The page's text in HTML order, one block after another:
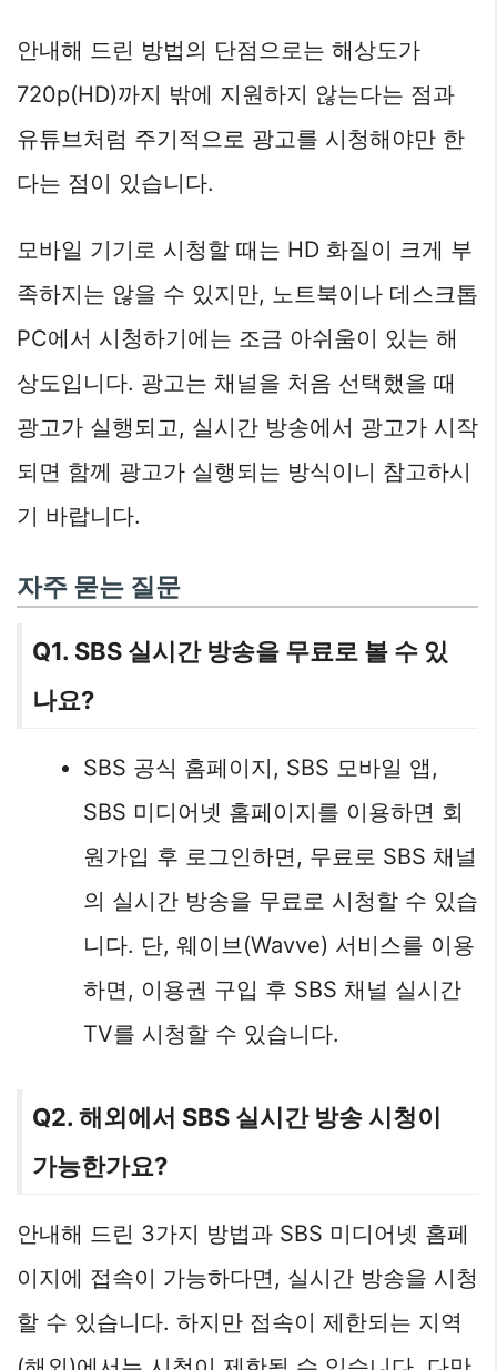
안내해 드린 방법의 단점으로는 해상도가
720p(HD)까지 밖에 지원하지 않는다는 점과
유튜브처럼 주기적으로 광고를 시청해야만 한
다는 점이 있습니다.
모바일 기기로 시청할 때는 HD 화질이 크게 부
족하지는 않을 수 있지만, 노트북이나 데스크톱
PC에서 시청하기에는 조금 아쉬움이 있는 해
상도입니다. 광고는 채널을 처음 선택했을 때
광고가 실행되고, 실시간 방송에서 광고가 시작
되면 함께 광고가 실행되는 방식이니 참고하시
기 바랍니다.
자주 묻는 질문
Q1. SBS 실시간 방송을 무료로 볼 수 있
나요?
SBS 공식 홈페이지, SBS 모바일 앱,
SBS 미디어넷 홈페이지를 이용하면 회
원가입 후 로그인하면, 무료로 SBS 채널
의 실시간 방송을 무료로 시청할 수 있습
니다. 단, 웨이브(Wavve) 서비스를 이용
하면, 이용권 구입 후 SBS 채널 실시간
TV를 시청할 수 있습니다.
Q2. 해외에서 SBS 실시간 방송 시청이
가능한가요?
안내해 드린 3가지 방법과 SBS 미디어넷 홈페
이지에 접속이 가능하다면, 실시간 방송을 시청
할 수 있습니다. 하지만 접속이 제한되는 지역